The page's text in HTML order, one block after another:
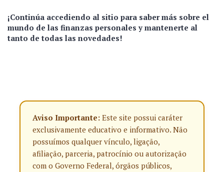
¡Continúa accediendo al sitio para saber más sobre el
mundo de las finanzas personales y mantenerte al
tanto de todas las novedades!
Aviso Importante: Este site possui caráter
exclusivamente educativo e informativo. Não
possuímos qualquer vínculo, ligação,
afiliação, parceria, patrocínio ou autorização
com o Governo Federal, órgãos públicos,